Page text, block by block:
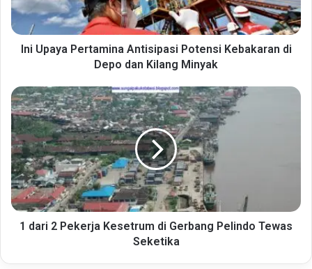
Depo
dan
Kilang
Ini Upaya Pertamina Antisipasi Potensi Kebakaran di
Depo dan Kilang Minyak
1
dari
2
Pekerja
Kesetrum
di
Gerbang
Pelindo
Tewas
Seketika
1 dari 2 Pekerja Kesetrum di Gerbang Pelindo Tewas
Seketika